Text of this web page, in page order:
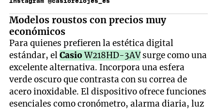
Instagram @casiorelojes_es
Modelos roustos con precios muy
económicos
Para quienes prefieren la estética digital
estándar, elCasioW218HD-3AVsurge como una
excelente alternativa. Incorpora una esfera
verde oscuro que contrasta con su correa de
acero inoxidable. El dispositivo ofrece funciones
esenciales como cronómetro, alarma diaria, luz